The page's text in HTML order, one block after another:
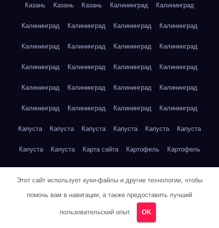
Казань Казань Казань Калининград Калининград
Калининград Калининград Калининград Калининград
Калининград Калининград Калининград Калининград
Калининград Калининград Калининград Калининград
Калининград Калининград Калининград Калининград
Калининград Калининград Калининград Калининград
Капуста Капуста Капуста Капуста Капуста Капуста
Капуста Капуста Карта сайта Картофель Картофель
Кейптаун
Кейптаун Кейптаун Кейптаун
Этот сайт использует куки-файлы и другие технологии, чтобы
помочь вам в навигации, а также предоставить лучший
пользовательский опыт. OK